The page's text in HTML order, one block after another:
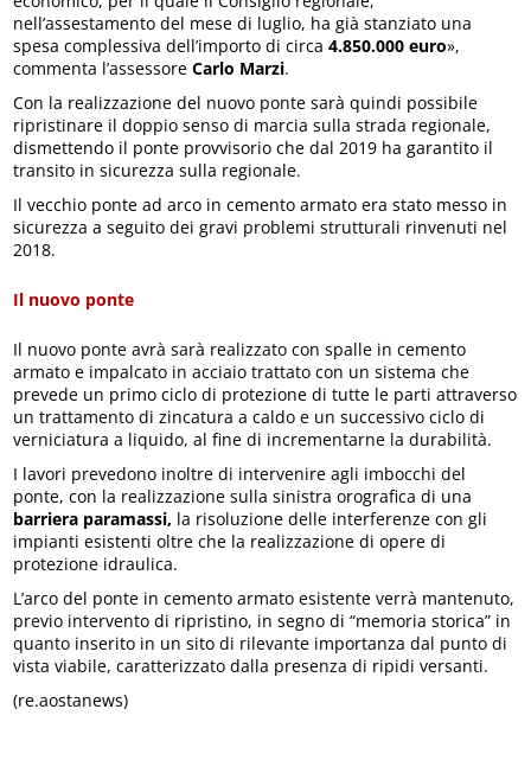
nell’assestamento del mese di luglio, ha già stanziato una
spesa complessiva dell’importo di circa4.850.000 euro»,
commenta l’assessoreCarlo Marzi.
Con la realizzazione del nuovo ponte sarà quindi possibile
ripristinare il doppio senso di marcia sulla strada regionale,
dismettendo il ponte provvisorio che dal 2019 ha garantito il
transito in sicurezza sulla regionale.
Il vecchio ponte ad arco in cemento armato era stato messo in
sicurezza a seguito dei gravi problemi strutturali rinvenuti nel
2018.
Il nuovo ponte
Il nuovo ponte avrà sarà realizzato con spalle in cemento
armato e impalcato in acciaio trattato con un sistema che
prevede un primo ciclo di protezione di tutte le parti attraverso
un trattamento di zincatura a caldo e un successivo ciclo di
verniciatura a liquido, al fine di incrementarne la durabilità.
I lavori prevedono inoltre di intervenire agli imbocchi del
ponte, con la realizzazione sulla sinistra orografica di una
barriera paramassi, la risoluzione delle interferenze con gli
impianti esistenti oltre che la realizzazione di opere di
protezione idraulica.
L’arco del ponte in cemento armato esistente verrà mantenuto,
previo intervento di ripristino, in segno di “memoria storica” in
quanto inserito in un sito di rilevante importanza dal punto di
vista viabile, caratterizzato dalla presenza di ripidi versanti.
(re.aostanews)